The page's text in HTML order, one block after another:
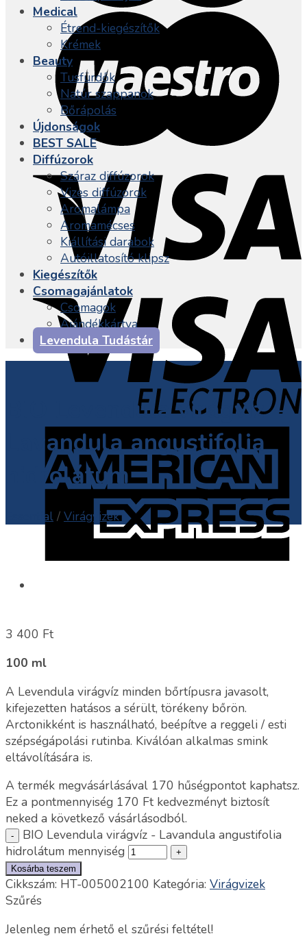
Medical
Étrend-kiegészítők
Krémek
Beauty
Tusfürdők
Natúr szappanok
Bőrápolás
Újdonságok
BEST SALE
Diffúzorok
Száraz diffúzorok
Vizes diffúzorok
Aromalámpa
Aromamécses
Kiállítási darabok
Autóillatosító klipsz
Kiegészítők
Csomagajánlatok
Csomagok
Ajándékkártya
Levendula Tudástár
BIO Levendula virágvíz –
Lavandula angustifolia
hidrolátum
Essential / Virágvizek
3 400 Ft
100 ml
A Levendula virágvíz minden bőrtípusra javasolt,
kifejezetten hatásos a sérült, törékeny bőrön.
Arctonikként is használható, beépítve a reggeli / esti
szépségápolási rutinba. Kiválóan alkalmas smink
eltávolítására is.
A termék megvásárlásával 170 hűségpontot kaphatsz.
Ez a pontmennyiség 170 Ftkedvezményt biztosít
neked a következő vásárlásodból.
BIO Levendula virágvíz - Lavandula angustifolia
hidrolátum mennyiség
Kosárba teszem
Cikkszám: HT-005002100 Kategória: Virágvizek
Szűrés
Jelenleg nem érhető el szűrési feltétel!